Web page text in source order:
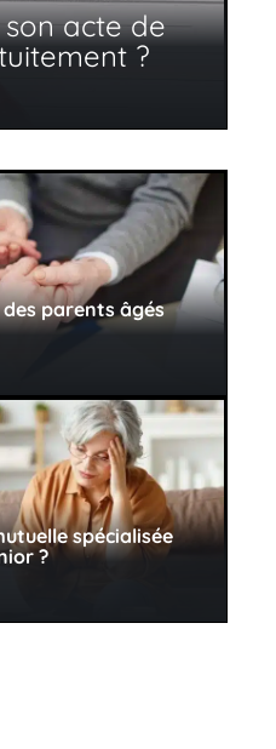
acte de
?
parents âgés
spécialisée
?